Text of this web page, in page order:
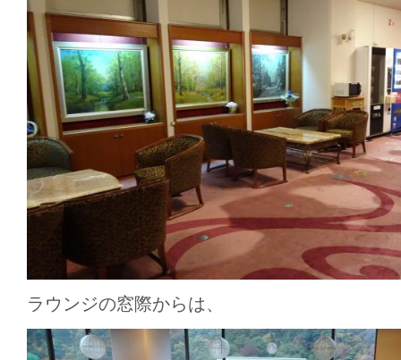
ラウンジの窓際からは、